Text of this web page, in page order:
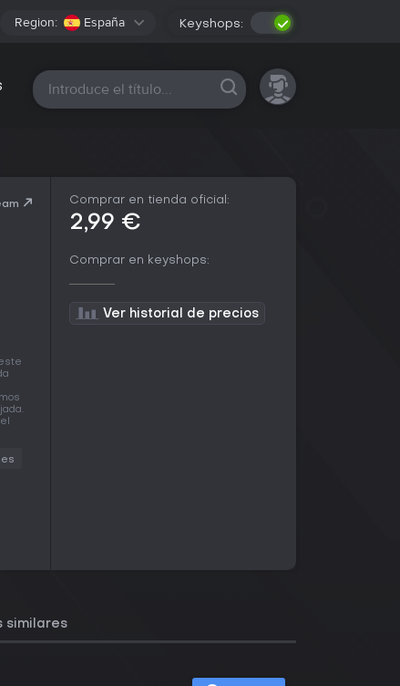
Region: España Keyshops:
Todas las plataformas
Comprar en tienda oficial:
2,99 €
Comprar en keyshops:
Ver historial de precios
similares